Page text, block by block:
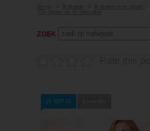
ZOEK
22 SEP 15